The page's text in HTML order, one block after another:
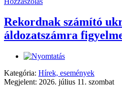
Rekordnak számító
áldozatszámra
Kategória: Hírek, események
Megjelent: 2026. július 11. szombat